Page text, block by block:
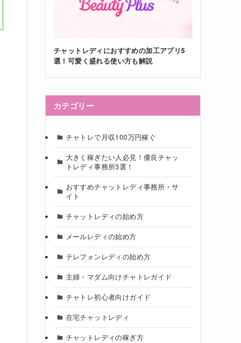
チャットレディにおすすめの加工アプリ5
選！可愛く盛れる使い方も解説
カテゴリー
チャトレで月収100万円稼ぐ
大きく稼ぎたい人必見！優良チャッ
トレディ事務所3選！
おすすめチャットレディ事務所・サ
イト
チャットレディの始め方
メールレディの始め方
テレフォンレディの始め方
主婦・マダム向けチャトレガイド
チャトレ初心者向けガイド
在宅チャットレディ
チャットレディの稼ぎ方